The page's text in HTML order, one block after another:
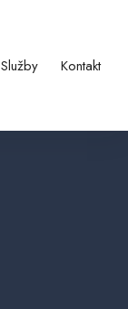
Služby Kontakt